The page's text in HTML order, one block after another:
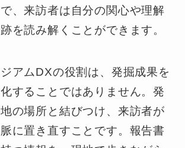
、来訪者は自分の関心や理解
を読み解くことができます。
アムDXの役割は、発掘成果を
することではありません。発
の場所と結びつけ、来訪者が
に置き直すことです。報告書